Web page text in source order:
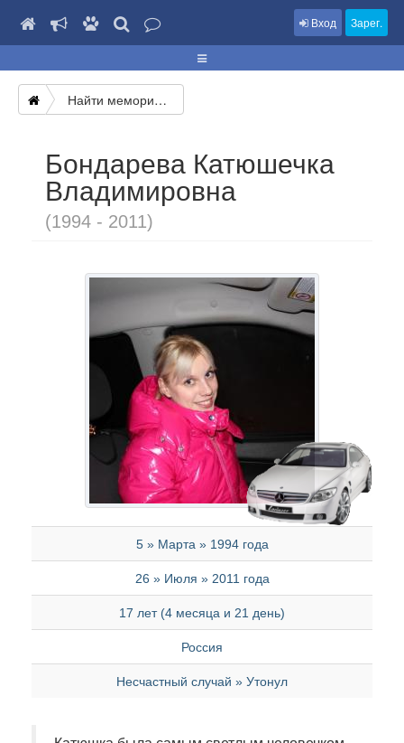
Вход Зарег.
Найти мемориал
Бондарева Катюшечка
Владимировна
(1994 - 2011)
5 » Марта » 1994 года
26 » Июля » 2011 года
17 лет (4 месяца и 21 день)
Россия
Несчастный случай » Утонул